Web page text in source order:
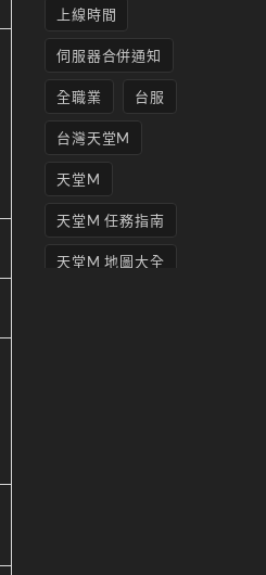
上線時間
伺服器合併通知
全職業 台服
台灣天堂M
天堂M
天堂M 任務指南
天堂M 地圖大全